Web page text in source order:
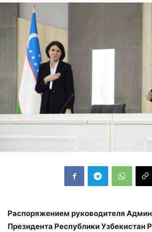
Распоряжением руководителя
Президента Республики